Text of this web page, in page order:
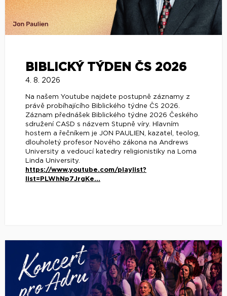
BIBLICKÝ TÝDEN ČS 2026
4. 8. 2026
Na našem Youtube najdete postupně záznamy z
právě probíhajícího Biblického týdne ČS 2026.
Záznam přednášek Biblického týdne 2026 Českého
sdružení CASD s názvem Stupně víry. Hlavním
hostem a řečníkem je JON PAULIEN, kazatel, teolog,
dlouholetý profesor Nového zákona na Andrews
University a vedoucí katedry religionistiky na Loma
Linda University.
https://www.youtube.com/playlist?
list=PLWhNp7JrgKe...